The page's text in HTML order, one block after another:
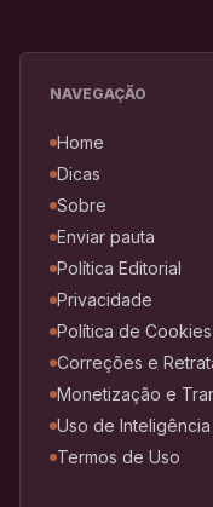
NAVEGAÇÃO
Home
Dicas
Sobre
Enviar pauta
Política Editorial
Privacidade
Política de Cookies
Correções e
Monetização e
Uso de
Termos de Uso